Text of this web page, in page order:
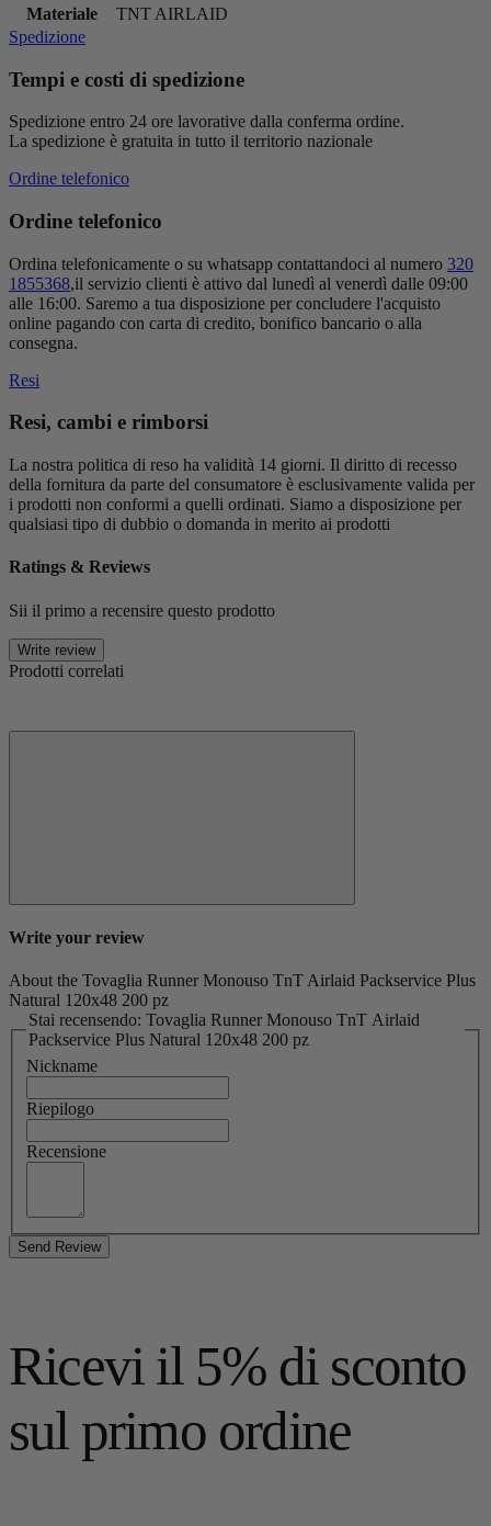
Materiale
TNT AIRLAID
Spedizione
Tempi e costi di spedizione
Spedizione entro 24 ore lavorative dalla conferma ordine.
La spedizione è gratuita in tutto il territorio nazionale
Ordine telefonico
Ordine telefonico
Ordina telefonicamente o su whatsapp contattandoci al numero 320
1855368,il servizio clienti è attivo dal lunedì al venerdì dalle 09:00
alle 16:00. Saremo a tua disposizione per concludere l'acquisto
online pagando con carta di credito, bonifico bancario o alla
consegna.
Resi
Resi, cambi e rimborsi
La nostra politica di reso ha validità 14 giorni. Il diritto di recesso
della fornitura da parte del consumatore è esclusivamente valida per
i prodotti non conformi a quelli ordinati. Siamo a disposizione per
qualsiasi tipo di dubbio o domanda in merito ai prodotti
Ratings & Reviews
Sii il primo a recensire questo prodotto
Write review
Prodotti correlati
Write your review
About the Tovaglia Runner Monouso TnT Airlaid Packservice Plus
Natural 120x48 200 pz
Stai recensendo: Tovaglia Runner Monouso TnT Airlaid
Packservice Plus Natural 120x48 200 pz
Nickname
Riepilogo
Recensione
Send Review
Ricevi il 5% di sconto
sul primo ordine